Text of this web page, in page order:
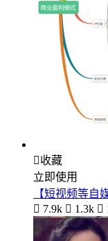
收藏
立即使用
【短视频等自
 7.9k  1.3k 